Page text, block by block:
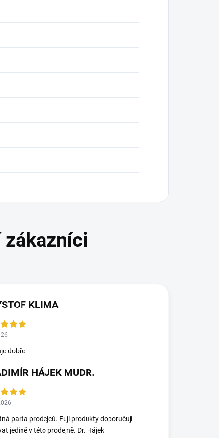
KLIMA
dobře
HÁJEK MUDR.
parta prodejců. Fuji produkty doporučuji
jedině v této prodejně. Dr. Hájek